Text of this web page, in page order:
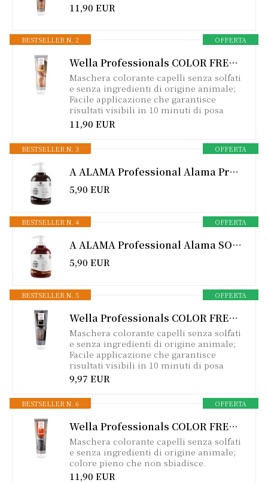
11,90 EUR
OFFERTA
BESTSELLER N. 2
Wella Professionals COLOR FRESH MASK Caramel Glaze | Maschera Colorata Capelli, Tintura Semipermanente | Trattamento Rinfrescante Colore Temporaneo | Per Tutti i Tipi di Capelli, 150ml
Maschera colorante capelli senza solfati
e senza ingredienti di origine animale;
Facile applicazione che garantisce
risultati visibili in 10 minuti di posa
11,90 EUR
OFFERTA
BESTSELLER N. 3
A ALAMA Professional Alama Professional S.O.S Color&Go Maschera Colorata Cioccolato, Nutriente, Ravvivante, Riflessante e Tonalizzante per Capelli Naturali, Colorati e Con Mèches, 300 ml
5,90 EUR
OFFERTA
BESTSELLER N. 4
A ALAMA Professional Alama SOS Color&GO Maschera Colorante Non Permanente Rame per Capelli Naturali, Colorati e Con Mèches, Nutriente e Tonalizzante, Senza Ammoniaca, 300 ml
5,90 EUR
OFFERTA
BESTSELLER N. 5
Wella Professionals COLOR FRESH MASKS Cool Espresso Mask| Maschera Colorata Capelli, Tintura Semipermanente | Trattamento Rinfrescante Colore Temporaneo | Per Tutti i Tipi di Capelli, 150ml
Maschera colorante capelli senza solfati
e senza ingredienti di origine animale;
Facile applicazione che garantisce
risultati visibili in 10 minuti di posa
9,97 EUR
OFFERTA
BESTSELLER N. 6
Wella Professionals COLOR FRESH MASK Copper Glow | Maschera Colorata Capelli, Tintura Semipermanente | Trattamento Rinfrescante Colore Temporaneo | Per Tutti i Tipi di Capelli, 150ml
Maschera colorante capelli senza solfati
e senza ingredienti di origine animale;
colore pieno che non sbiadisce.
11,90 EUR